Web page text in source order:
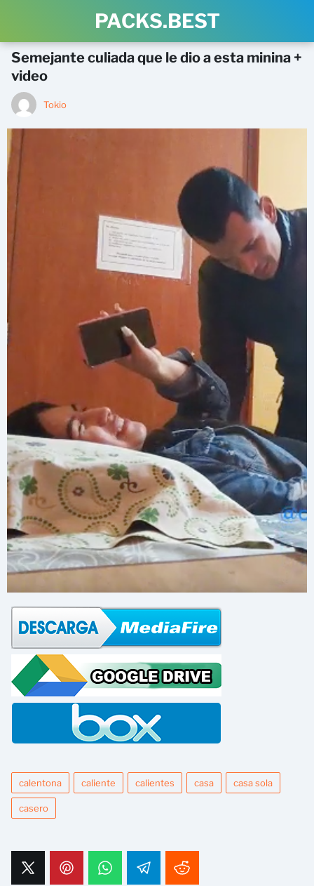
PACKS.BEST
Semejante culiada que le dio a esta minina +
video
Tokio
calentona caliente calientes casa casa sola
casero